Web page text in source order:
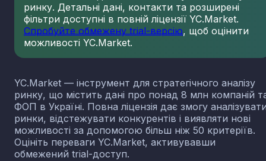
ринку. Детальні дані, контакти та розширені
фільтри доступні в повній ліцензії YC.Market.
Спробуйте обмежену trial-версію, щоб оцінити
можливості YC.Market.
YC.Market — інструмент для стратегічного аналізу
ринку, що містить дані про понад 8 млн компаній
ФОП в Україні. Повна ліцензія дає змогу
ринки, відстежувати конкурентів і виявляти нові
можливості за допомогою більш ніж 50 критеріїв.
Оцініть переваги YC.Market, активувавши
обмежений trial-доступ.
23.13 Виробництво порожнистого скла
23.14 Виробництво скловолокна
23.19 Виробництво й оброблення інших скляних
23.31 Виробництво керамічних плиток і плит
23.32 Виробництво цегли, черепиці та інших
виробів із випаленої глини
23.41
Виробництво господарських і декоративних
керамічних виробів
23.42
Виробництво керамічних санітарно-технічних